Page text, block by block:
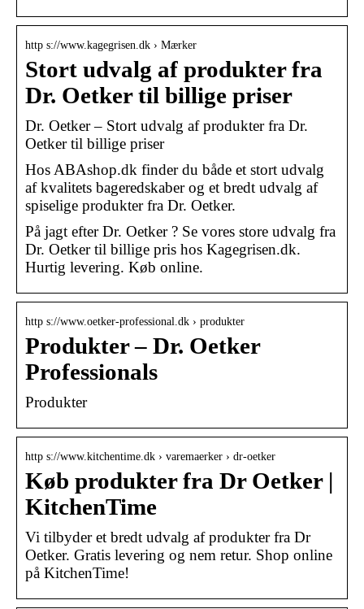
http s://www.kagegrisen.dk › Mærker
Stort udvalg af produkter fra
Dr. Oetker til billige priser
Dr. Oetker – Stort udvalg af produkter fra Dr.
Oetker til billige priser
Hos ABAshop.dk finder du både et stort udvalg
af kvalitets bageredskaber og et bredt udvalg af
spiselige produkter fra Dr. Oetker.
På jagt efter Dr. Oetker ? Se vores store udvalg fra
Dr. Oetker til billige pris hos Kagegrisen.dk.
Hurtig levering. Køb online.
http s://www.oetker-professional.dk › produkter
Produkter – Dr. Oetker
Professionals
Produkter
http s://www.kitchentime.dk › varemaerker › dr-oetker
Køb produkter fra Dr Oetker |
KitchenTime
Vi tilbyder et bredt udvalg af produkter fra Dr
Oetker. Gratis levering og nem retur. Shop online
på KitchenTime!